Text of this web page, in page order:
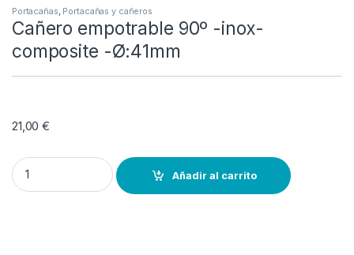
Portacañas, Portacañas y cañeros
Cañero empotrable 90º -inox-
composite -Ø:41mm
21,00€
Cañero empotrable 90º -inox-composite -Ø:41mm quantity
Añadir al carrito